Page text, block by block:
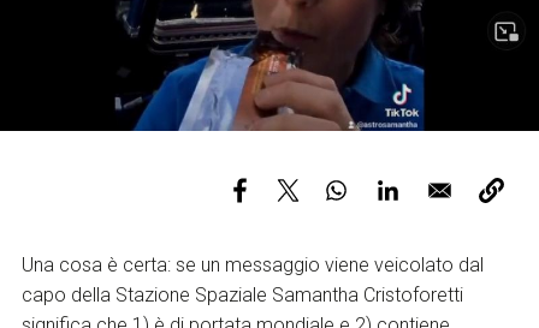
Services and accessibility
Tickets
Una cosa è certa: se un messaggio viene veicolato dal
capo della Stazione Spaziale Samantha Cristoforetti